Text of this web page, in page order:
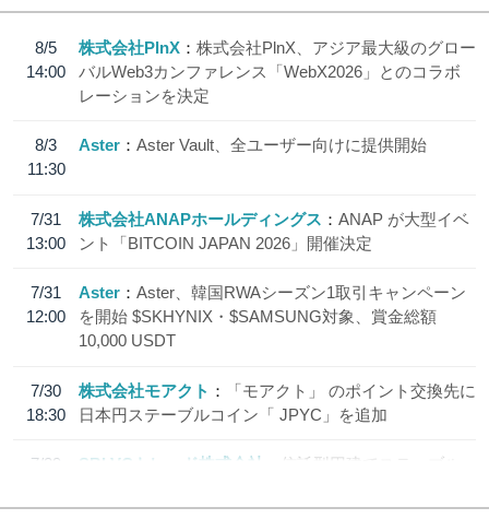
8/5
14:00
株式会社PlnX
株式会社PlnX、アジア最大級のグロー
バルWeb3カンファレンス「WebX2026」とのコラボ
レーションを決定
8/3
11:30
Aster Aster Vault、全ユーザー向けに提供開始
7/31
13:00
株式会社ANAPホールディングス
ANAP が大型イベ
ント「BITCOIN JAPAN 2026」開催決定
7/31
12:00
Aster
Aster、韓国RWAシーズン1取引キャンペーン
を開始 $SKHYNIX・$SAMSUNG対象、賞金総額
10,000 USDT
7/30
18:30
株式会社モアクト
「モアクト」 のポイント交換先に
日本円ステーブルコイン「 JPYC」を追加
7/29
SBI VCトレード株式会社
信託型円建てステーブル